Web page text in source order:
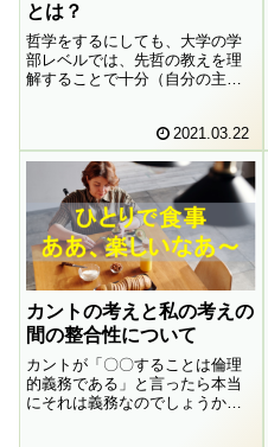
とは？
哲学をするにしても、大学の学
部レベルでは、先哲の教えを理
解することで十分（自分の主体
という意見があります。しか
し、そこでなされる営みという
のは、そもそも本当に「学問」
と言えるのでしょうか。
2021.03.22
カントの考えと私の考えの
間の整合性について
カントが「〇〇することは倫理
的義務である」と言ったら本当
にそれは義務なのでしょうか。